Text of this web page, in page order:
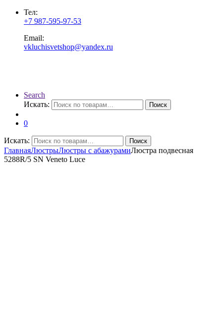
Тел:
+7 987-595-97-53
Email:
vkluchisvetshop@yandex.ru
Search
Искать:
Поиск
0
Искать: Поиск
ГлавнаяЛюстрыЛюстры с абажурамиЛюстра подвесная
5288R/5 SN Veneto Luce